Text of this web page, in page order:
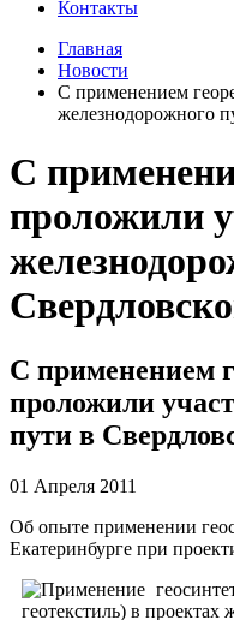
Контакты
Главная
Новости
С применением
железнодорожного
С
проложили
С применением
проложили
пути в
01 Апреля 2011
Об опыте применении
Екатеринбурге при